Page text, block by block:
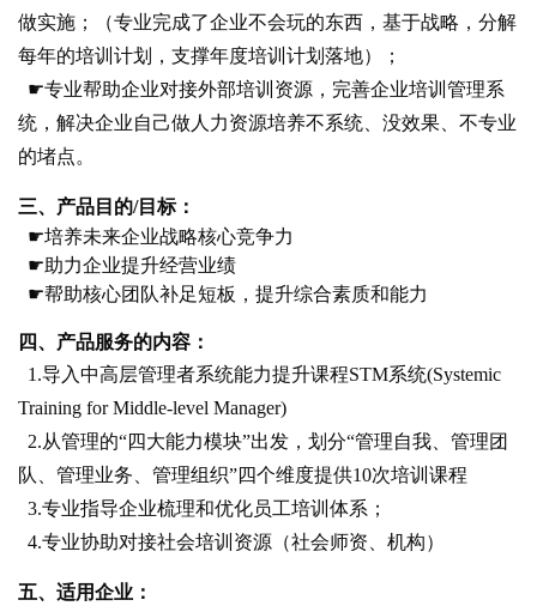
做实施；（专业完成了企业不会玩的东西，基于战略，分解
每年的培训计划，支撑年度培训计划落地）；
☛专业帮助企业对接外部培训资源，完善企业培训管理系
统，解决企业自己做人力资源培养不系统、没效果、不专业
的堵点。
三、产品目的/目标：
☛培养未来企业战略核心竞争力
☛助力企业提升经营业绩
☛帮助核心团队补足短板，提升综合素质和能力
四、产品服务的内容：
1.导入中高层管理者系统能力提升课程STM系统(Systemic
Training for Middle-level Manager)
2.从管理的“四大能力模块”出发，划分“管理自我、管理团
队、管理业务、管理组织”四个维度提供10次培训课程
3.专业指导企业梳理和优化员工培训体系；
4.专业协助对接社会培训资源（社会师资、机构）
五、适用企业：